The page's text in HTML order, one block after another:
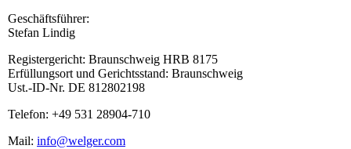
Geschäftsführer:
Stefan Lindig
Registergericht: Braunschweig HRB 8175
Erfüllungsort und Gerichtsstand: Braunschweig
Ust.-ID-Nr. DE 812802198
Telefon: +49 531 28904-710
Mail: info@welger.com